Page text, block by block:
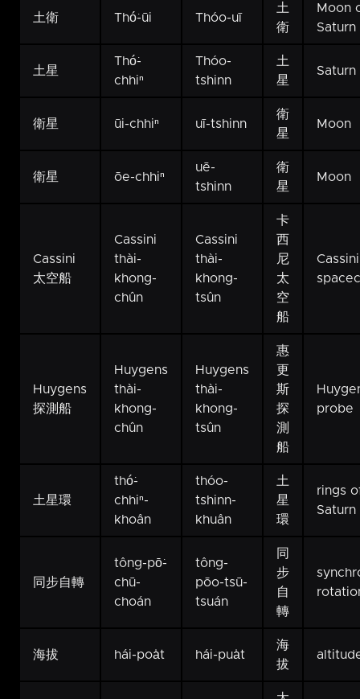
土衛 Thó͘-ūi Thóo-uī
土
衛
Moon
Saturn
土星
Thó͘-
chhiⁿ
Thóo-
tshinn
土
星
Saturn
衛星 ūi-chhiⁿ uī-tshinn
衛
星
Moon
衛星 ōe-chhiⁿ
uē-
tshinn
衛
星
Moon
Cassini
太空船
Cassini
thài-
khong-
chûn
Cassini
thài-
khong-
tsûn
卡
西
尼
太
空
船
Cassini
Huygens
探測船
Huygens
thài-
khong-
chûn
Huygens
thài-
khong-
tsûn
惠
更
斯
探
測
船
probe
土星環
thó͘-
chhiⁿ-
khoân
thóo-
tshinn-
khuân
土
星
環
rings
Saturn
同步自轉
tông-pō͘-
chū-
choán
tông-
pōo-tsū-
tsuán
同
步
自
轉
海拔 hái-poa̍t hái-pua̍t
海
拔